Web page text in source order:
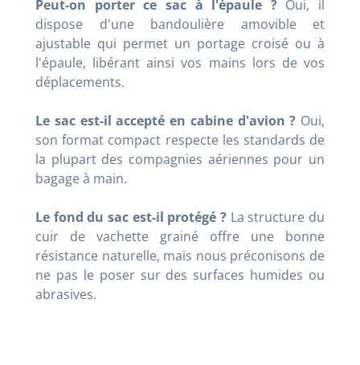
Peut-on porter ce sac à l'épaule ?Oui, il
dispose d'une bandoulière amovible et
ajustable qui permet un portage croisé ou à
l'épaule, libérant ainsi vos mains lors de vos
déplacements.
Le sac est-il accepté en cabine d'avion ? Oui,
son format compact respecte les standards de
la plupart des compagnies aériennes pour un
bagage à main.
Le fond du sac est-il protégé ? La structure du
cuir de vachette grainé offre une bonne
résistance naturelle, mais nous préconisons de
ne pas le poser sur des surfaces humides ou
abrasives.